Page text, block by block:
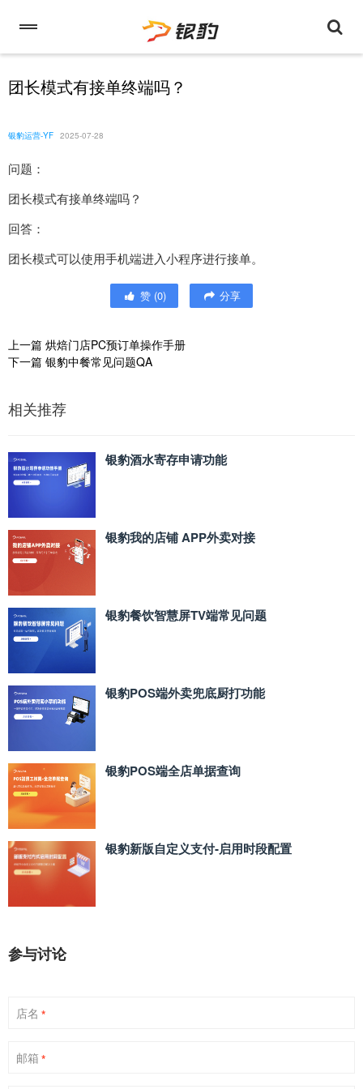
团长模式有接单终端吗？
银豹运营-YF 2025-07-28
问题：
团长模式有接单终端吗？
回答：
团长模式可以使用手机端进入小程序进行接单。
赞 (0) 分享
上一篇 烘焙门店PC预订单操作手册
下一篇 银豹中餐常见问题QA
相关推荐
银豹酒水寄存申请功能
银豹我的店铺 APP外卖对接
银豹餐饮智慧屏TV端常见问题
银豹POS端外卖兜底厨打功能
银豹POS端全店单据查询
银豹新版自定义支付‑启用时段配置
参与讨论
店名 *
邮箱 *